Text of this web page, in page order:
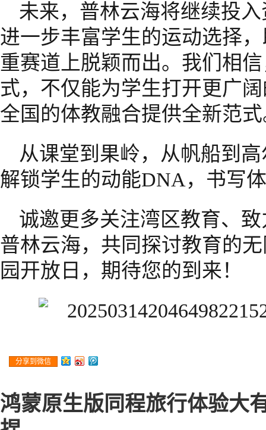
未来，普林云海将继续投
进一步丰富学生的运动选择
重赛道上脱颖而出。我们相
式，不仅能为学生打开更广
全国的体教融合提供全新范
从课堂到果岭，从帆船到
解锁学生的动能DNA，书写
诚邀更多关注湾区教育、
普林云海，共同探讨教育的
园开放日，期待您的到来！
分享到微信
鸿蒙原生版同程旅行体验大